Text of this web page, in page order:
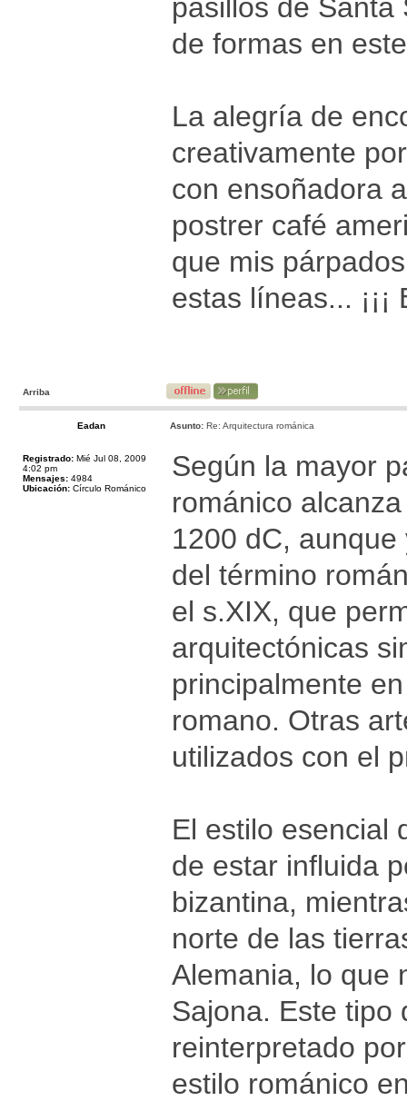
pasillos de
de formas en
La alegría de
creativamente
con ensoñadora
postrer café
que mis
estas líneas...
Arriba
Eadan Asunto: Re: Arquitectura románica
Registrado: Mié Jul 08, 2009
4:02 pm
Mensajes: 4984
Ubicación: Círculo Románico
Según la mayor
románico
1200 dC,
del término
el s.XIX, que
arquitectónicas
principalmente
romano. Otras
utilizados con el
El estilo esencial
de estar influida
bizantina,
norte de las
Alemania, lo que
Sajona. Este tipo
reinterpretado
estilo románico